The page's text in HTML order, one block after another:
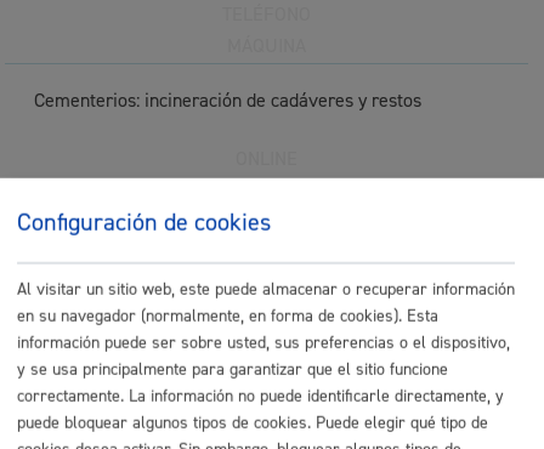
Cementerios: incineración de cadáveres y restos
TELÉFONO
Cementerios: reducción de restos
* Online con certificado
electrónico
ONLINE
PRESENCIAL
Configuración de cookies
Al visitar un sitio web, este puede almacenar o recuperar información
en su navegador (normalmente, en forma de cookies). Esta
información puede ser sobre usted, sus preferencias o el dispositivo,
y se usa principalmente para garantizar que el sitio funcione
correctamente. La información no puede identificarle directamente, y
puede bloquear algunos tipos de cookies. Puede elegir qué tipo de